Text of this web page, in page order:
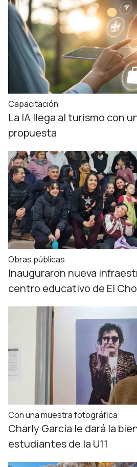
Capacitación
La IA llega al turismo con
propuesta
Obras públicas
Inauguraron nueva
centro educativo de El
Con una muestra fotográfica
Charly García le dará la
estudiantes de la U11